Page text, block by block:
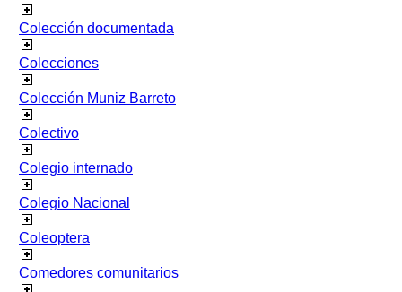
Colección documentada
Colecciones
Colección Muniz Barreto
Colectivo
Colegio internado
Colegio Nacional
Coleoptera
Comedores comunitarios